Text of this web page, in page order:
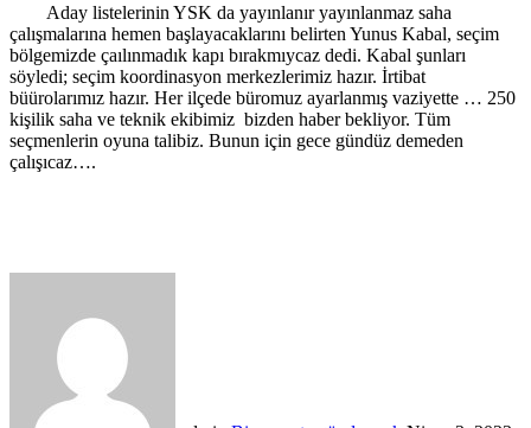
Aday listelerinin YSK da yayınlanır yayınlanmaz saha
çalışmalarına hemen başlayacaklarını belirten Yunus Kabal, seçim
bölgemizde çaılınmadık kapı bırakmıycaz dedi. Kabal şunları
söyledi; seçim koordinasyon merkezlerimiz hazır. İrtibat
büürolarımız hazır. Her ilçede büromuz ayarlanmış vaziyette … 250
kişilik saha ve teknik ekibimiz bizden haber bekliyor. Tüm
seçmenlerin oyuna talibiz. Bunun için gece gündüz demeden
çalışıcaz….